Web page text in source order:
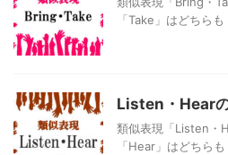
「Take」はどちら
Listen・Hear
類似表現「Listen・
「Hear」はどちら